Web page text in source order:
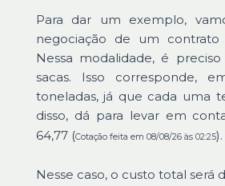
Para dar um exemplo,
negociação de um
Nessa modalidade, é
sacas. Isso corresponde,
toneladas, já que cada uma
disso, dá para levar em
64,77 (Cotação feita em 08/08/26 às 02:25).
Nesse caso, o custo total será